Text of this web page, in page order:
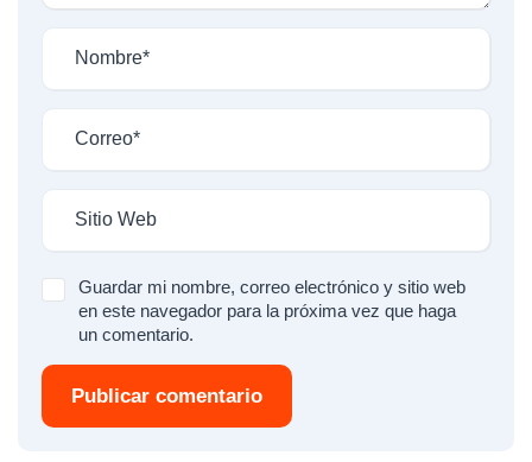
Guardar mi nombre, correo electrónico y sitio web
en este navegador para la próxima vez que haga
un comentario.
Publicar comentario